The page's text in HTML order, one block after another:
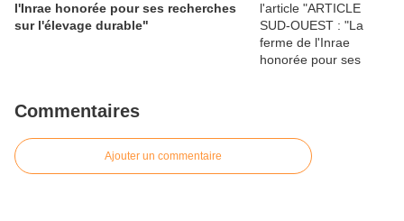
l'Inrae honorée pour ses recherches
sur l'élevage durable"
Commentaires
Ajouter un commentaire